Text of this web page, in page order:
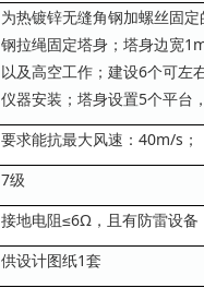
为热镀锌无缝角钢加螺丝固
钢拉绳固定塔身；塔身边宽
以及高空工作；建设6个可左
仪器安装；塔身设置5个平台
要求能抗最大风速：40m/s；
7级
接地电阻≤6Ω，且有防雷设备
供设计图纸1套